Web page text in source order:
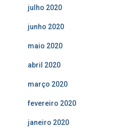
julho 2020
junho 2020
maio 2020
abril 2020
março 2020
fevereiro 2020
janeiro 2020